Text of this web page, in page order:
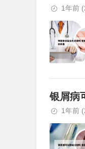
1年前
银屑病
1年前